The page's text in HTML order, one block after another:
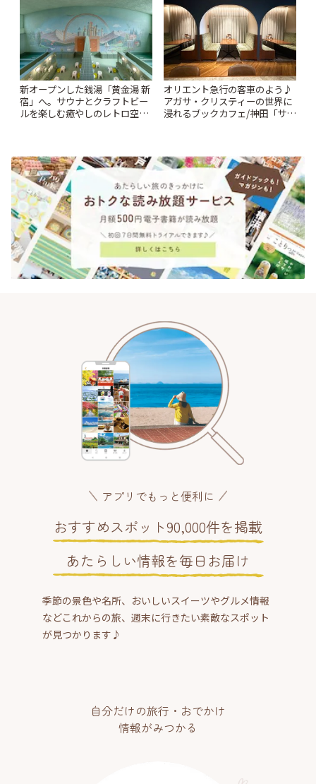
新オープンした銭湯「黄金湯 新
宿」へ。サウナとクラフトビー
ルを楽しむ癒やしのレトロ空間
オリエント急行の客車のよう♪
アガサ・クリスティーの世界に
浸れるブックカフェ/神田「サロ
アプリでもっと便利に
おすすめスポット90,000件を掲載
あたらしい情報を毎日お届け
季節の景色や名所、おいしいスイーツやグルメ情報
などこれからの旅、週末に行きたい素敵なスポット
が見つかります♪
自分だけの旅行・おでかけ
情報がみつかる